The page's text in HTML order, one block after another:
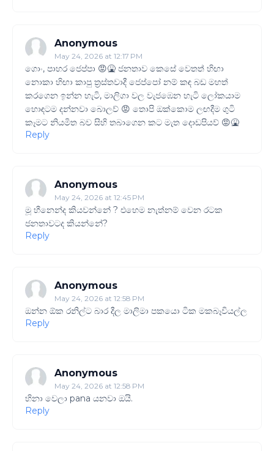
Anonymous
May 24, 2026 at 12:17 PM
ගොං, පාහර ජෙප්පා 😡🤮 ජනතාව කෙසේ වෙතත් හිඟා
නොකා හිඟා කාපු ත්‍රස්තවාදී ජෙප්පෝ නම් කඳ බඩ මහත්
කරගෙන ඉන්න හැටි, මාලිගා වල වැජඹෙන හැටි ලෝකයාම
හොඳටම දන්නවා බොලව් 😡 තොපි ඔක්කොම ලඟදීම ගුටි
කෑමට නියමිත බව සිහි තබාගෙන කට මැත දොඩපියව් 😡🤮
Reply
Anonymous
May 24, 2026 at 12:45 PM
මූ හීනෙන්ද කියවන්නේ ? එහෙම නැත්නම් වෙන රටක
ජනතාවටද කියන්නේ?
Reply
Anonymous
May 24, 2026 at 12:58 PM
ඔන්න ඕක රනිල්ට බාර දීල මාලිමා පකයො ටික මකබෑවියල්ල
Reply
Anonymous
May 24, 2026 at 12:58 PM
හිනා වෙලා pana යනවා ඔයි.
Reply